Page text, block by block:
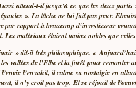
attend-t-il jusqu’à ce que les deux
». La tâche ne lui fait pas peur.
rapport à beaucoup d‘investisseur
matériaux étaient moins nobles que
» dit-il très philosophique. «
vallées de l’Elbe et la forêt pour
l’envahit, il calme sa nostalgie en
il n’y croit pas trop. Et se réjouit de